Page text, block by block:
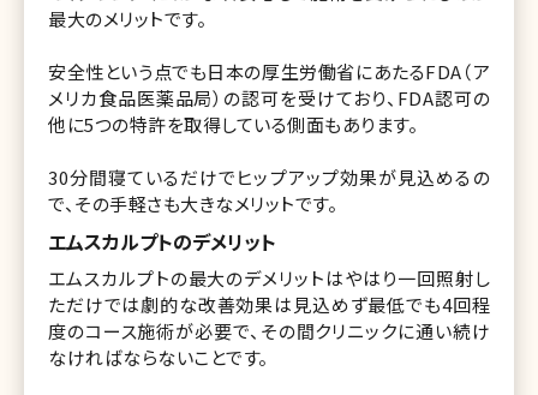
最大のメリットです。
安全性という点でも日本の厚生労働省にあたるFDA（ア
メリカ食品医薬品局）の認可を受けており、FDA認可の
他に5つの特許を取得している側面もあります。
30分間寝ているだけでヒップアップ効果が見込めるの
で、その手軽さも大きなメリットです。
エムスカルプトのデメリット
エムスカルプトの最大のデメリットはやはり一回照射し
ただけでは劇的な改善効果は見込めず最低でも4回程
度のコース施術が必要で、その間クリニックに通い続け
なければならないことです。